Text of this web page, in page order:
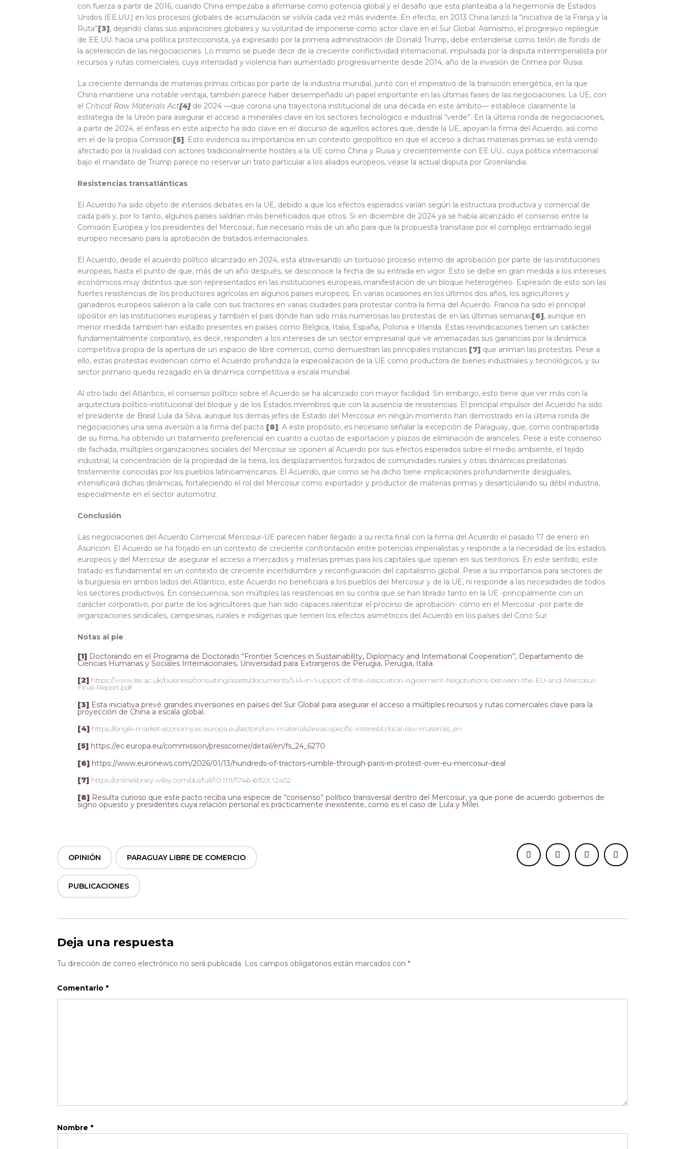
con fuerza a partir de 2016, cuando China empezaba a afirmarse como potencia global y el desafío que esta planteaba a la hegemonía de Estados
Unidos (EE.UU.) en los procesos globales de acumulación se volvía cada vez más evidente. En efecto, en 2013 China lanzó la “iniciativa de la Franja y la
Ruta”[3], dejando claras sus aspiraciones globales y su voluntad de imponerse como actor clave en el Sur Global. Asimismo, el progresivo repliegue
de EE.UU. hacia una política proteccionista, ya expresado por la primera administración de Donald Trump, debe entenderse como telón de fondo de
la aceleración de las negociaciones. Lo mismo se puede decir de la creciente conflictividad internacional, impulsada por la disputa interimperialista por
recursos y rutas comerciales, cuya intensidad y violencia han aumentado progresivamente desde 2014, año de la invasión de Crimea por Rusia.
La creciente demanda de materias primas críticas por parte de la industria mundial, junto con el imperativo de la transición energética, en la que
China mantiene una notable ventaja, también parece haber desempeñado un papel importante en las últimas fases de las negociaciones. La UE, con
el Critical Raw Materials Act[4] de 2024 —que corona una trayectoria institucional de una década en este ámbito— establece claramente la
estrategia de la Unión para asegurar el acceso a minerales clave en los sectores tecnológico e industrial “verde”. En la última ronda de negociaciones,
a partir de 2024, el énfasis en este aspecto ha sido clave en el discurso de aquellos actores que, desde la UE, apoyan la firma del Acuerdo, así como
en el de la propia Comisión[5]. Esto evidencia su importancia en un contexto geopolítico en que el acceso a dichas materias primas se está viendo
afectado por la rivalidad con actores tradicionalmente hostiles a la UE como China y Rusia y crecientemente con EE.UU., cuya política internacional
bajo el mandato de Trump parece no reservar un trato particular a los aliados europeos, véase la actual disputa por Groenlandia.
Resistencias transatlánticas
El Acuerdo ha sido objeto de intensos debates en la UE, debido a que los efectos esperados varían según la estructura productiva y comercial de
cada país y, por lo tanto, algunos países saldrían más beneficiados que otros. Si en diciembre de 2024 ya se había alcanzado el consenso entre la
Comisión Europea y los presidentes del Mercosur, fue necesario más de un año para que la propuesta transitase por el complejo entramado legal
europeo necesario para la aprobación de tratados internacionales.
El Acuerdo, desde el acuerdo político alcanzado en 2024, está atravesando un tortuoso proceso interno de aprobación por parte de las instituciones
europeas, hasta el punto de que, más de un año después, se desconoce la fecha de su entrada en vigor. Esto se debe en gran medida a los intereses
económicos muy distintos que son representados en las instituciones europeas, manifestación de un bloque heterogéneo. Expresión de esto son las
fuertes resistencias de los productores agrícolas en algunos países europeos. En varias ocasiones en los últimos dos años, los agricultores y
ganaderos europeos salieron a la calle con sus tractores en varias ciudades para protestar contra la firma del Acuerdo. Francia ha sido el principal
opositor en las instituciones europeas y también el país donde han sido más numerosas las protestas de en las últimas semanas[6], aunque en
menor medida también han estado presentes en países como Bélgica, Italia, España, Polonia e Irlanda. Estas reivindicaciones tienen un carácter
fundamentalmente corporativo, es decir, responden a los intereses de un sector empresarial que ve amenazadas sus ganancias por la dinámica
competitiva propia de la apertura de un espacio de libre comercio, como demuestran las principales instancias [7] que animan las protestas. Pese a
ello, estas protestas evidencian cómo el Acuerdo profundiza la especialización de la UE como productora de bienes industriales y tecnológicos, y su
sector primario queda rezagado en la dinámica competitiva a escala mundial.
Al otro lado del Atlántico, el consenso político sobre el Acuerdo se ha alcanzado con mayor facilidad. Sin embargo, esto tiene que ver más con la
arquitectura político-institucional del bloque y de los Estados miembros que con la ausencia de resistencias. El principal impulsor del Acuerdo ha sido
el presidente de Brasil Lula da Silva, aunque los demás jefes de Estado del Mercosur en ningún momento han demostrado en la última ronda de
negociaciones una seria aversión a la firma del pacto [8]. A este propósito, es necesario señalar la excepción de Paraguay, que, como contrapartida
de su firma, ha obtenido un tratamiento preferencial en cuanto a cuotas de exportación y plazos de eliminación de aranceles. Pese a este consenso
de fachada, múltiples organizaciones sociales del Mercosur se oponen al Acuerdo por sus efectos esperados sobre el medio ambiente, el tejido
industrial, la concentración de la propiedad de la tierra, los desplazamientos forzados de comunidades rurales y otras dinámicas predatorias
tristemente conocidas por los pueblos latinoamericanos. El Acuerdo, que como se ha dicho tiene implicaciones profundamente desiguales,
intensificará dichas dinámicas, fortaleciendo el rol del Mercosur como exportador y productor de materias primas y desarticulando su débil industria,
especialmente en el sector automotriz.
Conclusión
Las negociaciones del Acuerdo Comercial Mercosur-UE parecen haber llegado a su recta final con la firma del Acuerdo el pasado 17 de enero en
Asunción. El Acuerdo se ha forjado en un contexto de creciente confrontación entre potencias imperialistas y responde a la necesidad de los estados
europeos y del Mercosur de asegurar el acceso a mercados y materias primas para los capitales que operan en sus territorios. En este sentido, este
tratado es fundamental en un contexto de creciente incertidumbre y reconfiguración del capitalismo global. Pese a su importancia para sectores de
la burguesía en ambos lados del Atlántico, este Acuerdo no beneficiará a los pueblos del Mercosur y de la UE, ni responde a las necesidades de todos
los sectores productivos. En consecuencia, son múltiples las resistencias en su contra que se han librado tanto en la UE -principalmente con un
carácter corporativo, por parte de los agricultores que han sido capaces ralentizar el proceso de aprobación- como en el Mercosur -por parte de
organizaciones sindicales, campesinas, rurales e indígenas que temen los efectos asimétricos del Acuerdo en los países del Cono Sur.
Notas al pie
[1] Doctorando en el Programa de Doctorado “Frontier Sciences in Sustainability, Diplomacy and International Cooperation”, Departamento de
Ciencias Humanas y Sociales Internacionales, Universidad para Extranjeros de Perugia, Perugia, Italia.
[2] https://www.lse.ac.uk/business/consulting/assets/documents/SIA-in-Support-of-the-Association-Agreement-Negotiations-between-the-EU-and-Mercosur-
Final-Report.pdf
[3] Esta iniciativa prevé grandes inversiones en países del Sur Global para asegurar el acceso a múltiples recursos y rutas comerciales clave para la
proyección de China a escala global.
[4] https://single-market-economy.ec.europa.eu/sectors/raw-materials/areas-specific-interest/critical-raw-materials_en
[5] https://ec.europa.eu/commission/presscorner/detail/en/fs_24_6270
[6] https://www.euronews.com/2026/01/13/hundreds-of-tractors-rumble-through-paris-in-protest-over-eu-mercosur-deal
[7] https://onlinelibrary.wiley.com/doi/full/10.1111/1746-692X.12452
[8] Resulta curioso que este pacto reciba una especie de “consenso” político transversal dentro del Mercosur, ya que pone de acuerdo gobiernos de
signo opuesto y presidentes cuya relación personal es prácticamente inexistente, como es el caso de Lula y Milei.
OPINIÓN PARAGUAY LIBRE DE COMERCIO
PUBLICACIONES
Deja una respuesta
Tu dirección de correo electrónico no será publicada. Los campos obligatorios están marcados con *
Comentario *
Nombre *